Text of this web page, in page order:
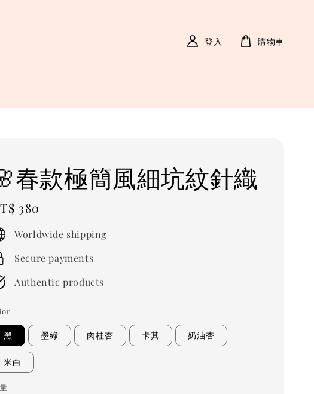
登入 購物車
春款極簡風細坑紋針織
380
Worldwide shipping
Secure payments
Authentic products
黑 墨綠 肉桂杏 卡其 奶油杏
米白